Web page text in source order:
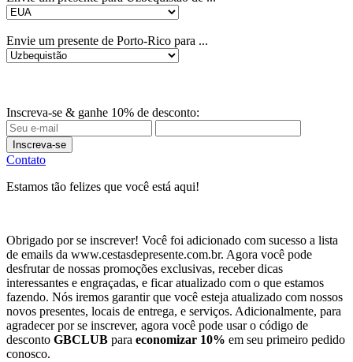
Envie um presente de Porto-Rico para ...
Inscreva-se & ganhe 10% de desconto:
Inscreva-se
Contato
Estamos tão felizes que você está aqui!
Obrigado por se inscrever! Você foi adicionado com sucesso a lista
de emails da www.cestasdepresente.com.br. Agora você pode
desfrutar de nossas promoções exclusivas, receber dicas
interessantes e engraçadas, e ficar atualizado com o que estamos
fazendo. Nós iremos garantir que você esteja atualizado com nossos
novos presentes, locais de entrega, e serviços. Adicionalmente, para
agradecer por se inscrever, agora você pode usar o código de
desconto GBCLUB para economizar 10% em seu primeiro pedido
conosco.